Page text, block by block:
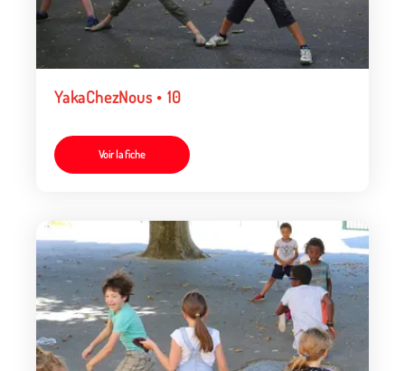
YakaChezNous • 10
Voir la fiche